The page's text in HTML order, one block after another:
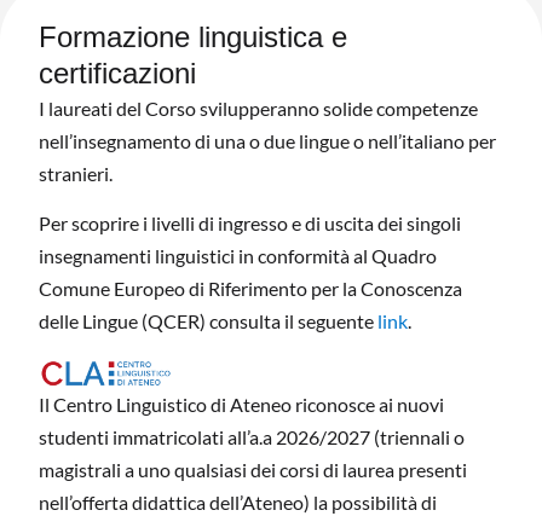
Formazione linguistica e
certificazioni
I laureati del Corso svilupperanno solide competenze
nell’insegnamento di una o due lingue o nell’italiano per
stranieri.
Per scoprire i livelli di ingresso e di uscita dei singoli
insegnamenti linguistici in conformità al Quadro
Comune Europeo di Riferimento per la Conoscenza
delle Lingue (QCER) consulta il seguente link.
Il Centro Linguistico di Ateneo riconosce ai nuovi
studenti immatricolati all’a.a 2026/2027 (triennali o
magistrali a uno qualsiasi dei corsi di laurea presenti
nell’offerta didattica dell’Ateneo) la possibilità di